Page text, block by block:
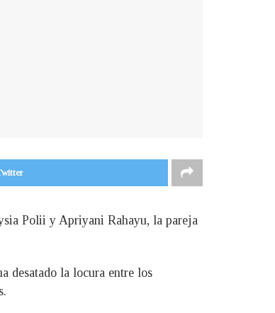
Polii y Apriyani Rahayu, la pareja
desatado la locura entre los